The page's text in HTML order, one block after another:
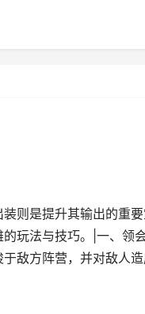
则是提升其输出的重
玩法与技巧。|一、领
敌方阵营，并对敌人